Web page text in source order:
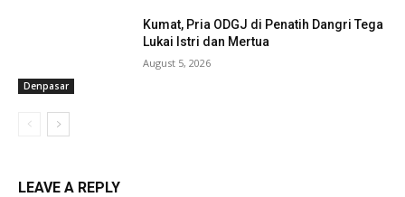
Denpasar
Kumat, Pria ODGJ di Penatih Dangri Tega
Lukai Istri dan Mertua
August 5, 2026
LEAVE A REPLY